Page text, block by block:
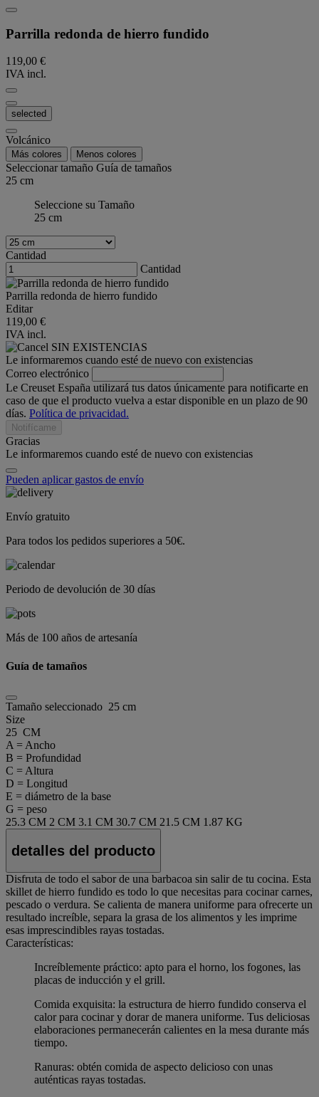
Parrilla redonda de hierro fundido
119,00 €
IVA incl.
selected
Volcánico
Más colores Menos colores
Seleccionar tamaño Guía de tamaños
25 cm
Seleccione su Tamaño
25 cm
Cantidad
Cantidad
Parrilla redonda de hierro fundido
Editar
119,00 €
IVA incl.
SIN EXISTENCIAS
Le informaremos cuando esté de nuevo con existencias
Correo electrónico
Le Creuset España utilizará tus datos únicamente para notificarte en
caso de que el producto vuelva a estar disponible en un plazo de 90
días. Política de privacidad.
Notifícame
Gracias
Le informaremos cuando esté de nuevo con existencias
Pueden aplicar gastos de envío
Envío gratuito
Para todos los pedidos superiores a 50€.
Periodo de devolución de 30 días
Más de 100 años de artesanía
Guía de tamaños
Tamaño seleccionado 25 cm
Size
25 CM
A = Ancho
B = Profundidad
C = Altura
D = Longitud
E = diámetro de la base
G = peso
25.3 CM 2 CM 3.1 CM 30.7 CM 21.5 CM 1.87 KG
detalles del producto
Disfruta de todo el sabor de una barbacoa sin salir de tu cocina. Esta
skillet de hierro fundido es todo lo que necesitas para cocinar carnes,
pescado o verdura. Se calienta de manera uniforme para ofrecerte un
resultado increíble, separa la grasa de los alimentos y les imprime
esas imprescindibles rayas tostadas.
Características:
Increíblemente práctico: apto para el horno, los fogones, las
placas de inducción y el grill.
Comida exquisita: la estructura de hierro fundido conserva el
calor para cocinar y dorar de manera uniforme. Tus deliciosas
elaboraciones permanecerán calientes en la mesa durante más
tiempo.
Ranuras: obtén comida de aspecto delicioso con unas
auténticas rayas tostadas.